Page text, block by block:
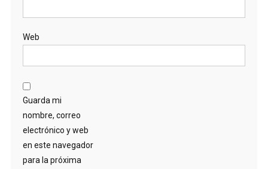
Web
Guarda mi
nombre, correo
electrónico y web
en este navegador
para la próxima